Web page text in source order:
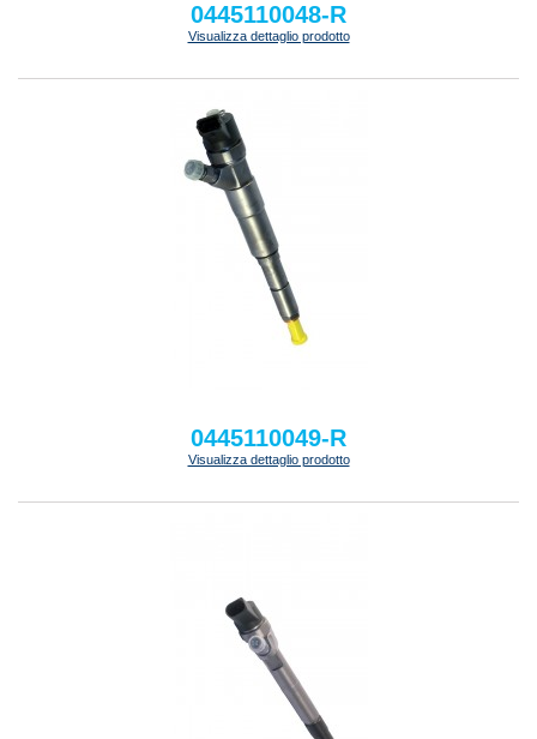
0445110048-R
Visualizza dettaglio prodotto
0445110049-R
Visualizza dettaglio prodotto